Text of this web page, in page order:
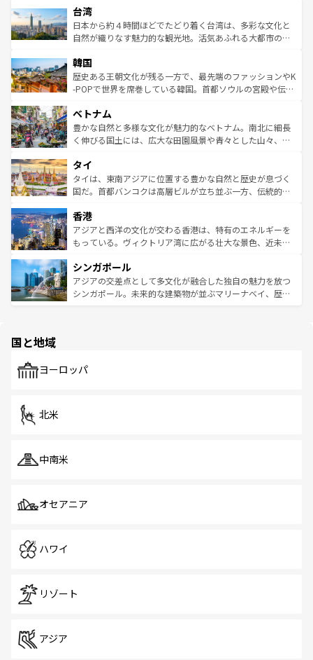
ならではの贅沢な旅のスタイルだ。 なお、新着のアメリカ
情報はコンテンツ一覧を参照してほしい。
れるおもてなしの心で訪れる人々を迎えてくれるハワイの
人々、おいしいローカルフードやハワイアンミュージッ
ク、伝統的なフラダンスなど、すべてがハワイの魅力を彩
ワイを、存分に味わってほしい。 なお、新着のハワイ情報
はコンテンツ一覧を参照してほしい。
リアリーフや大陸中央部にそびえるウルル（エアーズロッ
ク）、タスマニアの美しい原生林やケアンズの熱帯雨林な
ど、見どころがたくさん。また、カフェやワイン、オージ
いる。アクティビティも充実しており、サーフィンやダイ
ビング、ハイキングなど、アウトドア好きにはたまらな
い。オーストラリアの多彩な魅力を存分に味わいつくそ
参照してほしい。
台湾
日本から約４時間ほどでたどり着く台湾は、多彩な文化と
自然が織りなす魅力的な観光地。活気あふれる大都市の台
ン）、静ひつな山岳地帯である台湾東部など、都市の喧騒
と山間の静けさが共存しており、訪れる人に新しい発見と
驚きをもたらしてくれる。また、奥深い台湾の食文化も魅
容にもいいと評判のスイーツなど、バラエティ豊かな料理
が味わえる。 なお、新着の台湾情報は コンテンツ一覧を参
照してほしい。
韓国
歴史ある王朝文化が残る一方で、最先端のファッションやK
-POPで世界を席巻している韓国。首都ソウルの宮殿や伝統
き、地方に足を延ばせば四季折々の自然美を楽しむことが
できる。そして、キムチや焼肉、絶品のストリートフード
まで、さまざまな韓国料理が待っている。夜には、韓国な
リティに包まれながら、韓国の多彩な魅力を心ゆくまで味
わってみてほしい。 なお、新着の韓国情報はコンテンツ一
覧を参照してほしい。
ベトナム
豊かな自然と多様な文化が魅力的なベトナム。南北に細長
く伸びる国土には、広大な田園風景や青々とした山々、世
急速な発展と共に伝統が息づく。ハノイの古い町並みやホ
ーチミン市のフランス統治時代の建物も、独特の雰囲気を
醸し出している。また、バラエティの豊かさとおいしさで
とつ。フォーやバインミー、ベトナムコーヒーなどは、ぜ
ひ現地で味わいたい。どの地域を訪れてもあたたかい人々
が旅行者を迎えてくれるので、きっと忘れられない旅にな
参照してほしい。
タイ
タイは、東南アジアに位置する豊かな自然と歴史が息づく
国だ。首都バンコクは高層ビルが立ち並ぶ一方、伝統的な
の活気が交差している。北部ではチェンマイなどの山岳地
帯で自然と触れ合い、南部ではプーケットやクラビの美し
いビーチでリゾート気分を楽しむことができる。タイ料理
激する。気候は一年中温暖で、どの季節にも異なる楽しみ
が待っている。親しみやすいタイの人々、仏教を中心とし
た文化、そして多様な観光資源が、訪れる旅人を魅了し続
香港
アジアと西洋の文化が交わる香港は、特有のエネルギーを
もっている。ヴィクトリア湾に広がる壮大な景色、近未来
み、どこを訪れても感動するはず。観光スポットが密集し
ており、効率よく見どころを回れるのも魅力。息をのむよ
うな絶景から文化的な体験まで、香港を存分に楽しみ尽く
シンガポール
アジアの交差点として多文化が融合した独自の魅力を放つ
シンガポール。未来的な建築物が並ぶマリーナベイ、歴史
で、ホーカーズは地元の風情を楽しめる外せないスポット
国と地域
ヨーロッパ
北米
中南米
オセアニア
ハワイ
リゾート
アジア